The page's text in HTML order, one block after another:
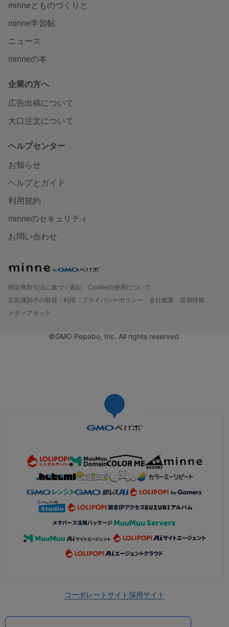
minneとものづくりと
minne学習帖
ニュース
minneの本
企業の方へ
広告出稿について
大口注文について
ヘルプセンター
お知らせ
ヘルプとガイド
利用規約
minneのセキュリティ
お問い合わせ
特定商取引法に基づく表記
Cookieの使用について
広告識別子の取得・利用
プライバシーポリシー 会社概要
採用情報
メディアキット
©GMO Pepabo, Inc. All rights reserved.
コーポレートサイト採用サイト